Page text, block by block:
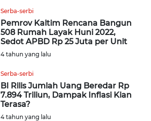
Serba-serbi
Pemrov Kaltim Rencana Bangun
508 Rumah Layak Huni 2022,
Sedot APBD Rp 25 Juta per Unit
4 tahun yang lalu
Serba-serbi
BI Rilis Jumlah Uang Beredar Rp
7.894 Triliun, Dampak Inflasi Kian
Terasa?
4 tahun yang lalu